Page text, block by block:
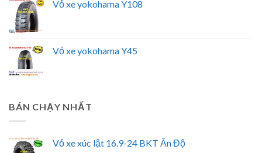
Vỏ xe yokohama Y108
Vỏ xe yokohama Y45
BÁN CHẠY NHẤT
Vỏ xe xúc lật 16.9-24 BKT Ấn Độ